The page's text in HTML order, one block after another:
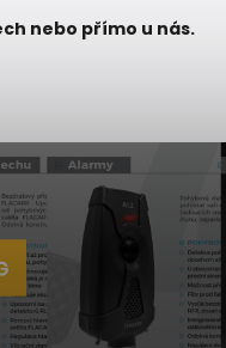
nebo přímo u nás.